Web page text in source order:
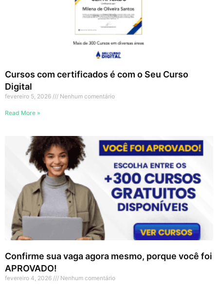
Cursos com certificados é com o Seu Curso
Digital
fevereiro 5, 2026 Nenhum comentário
Read More »
Confirme sua vaga agora mesmo, porque você foi
APROVADO!
fevereiro 4, 2026 Nenhum comentário